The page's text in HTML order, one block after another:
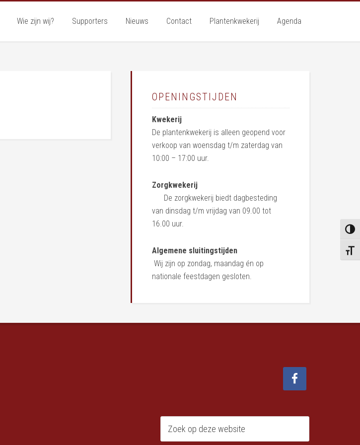
Wie zijn wij? Supporters Nieuws Contact Plantenkwekerij Agenda
OPENINGSTIJDEN
Kwekerij
De plantenkwekerij is alleen geopend voor
verkoop van woensdag t/m zaterdag van
10:00 – 17:00 uur.
Zorgkwekerij
De zorgkwekerij biedt dagbesteding
van dinsdag t/m vrijdag van 09.00 tot
16.00 uur.
Algemene sluitingstijden
Wij zijn op zondag, maandag én op
nationale feestdagen gesloten.
Zoeken